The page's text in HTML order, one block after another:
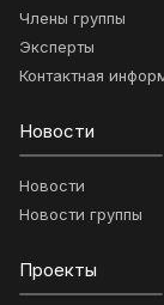
Члены группы
Эксперты
Контактная
Новости
Новости
Новости группы
Проекты